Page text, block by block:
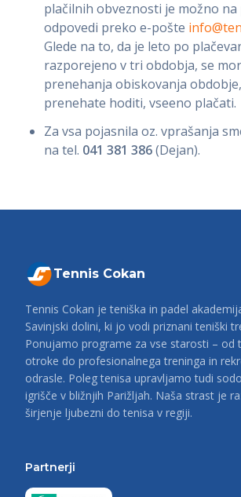
plačilnih obveznosti je možno
odpovedi preko e-pošte
Glede na to, da je leto po
razporejeno v tri obdobja, se
prenehanja obiskovanja
prenehate hoditi, vseeno plačati.
Za vsa pojasnila oz. vprašanja
na tel. 041 381 386(Dejan).
Tennis Cokan
Tennis Cokan je teniška in padel
Savinjski dolini, ki jo vodi priznani teniški
Ponujamo programe za vse starosti – od
otroke do profesionalnega treninga in
odrasle. Poleg tenisa upravljamo tudi
igrišče v bližnjih Parižljah. Naša strast je
širjenje ljubezni do tenisa v regiji.
Partnerji